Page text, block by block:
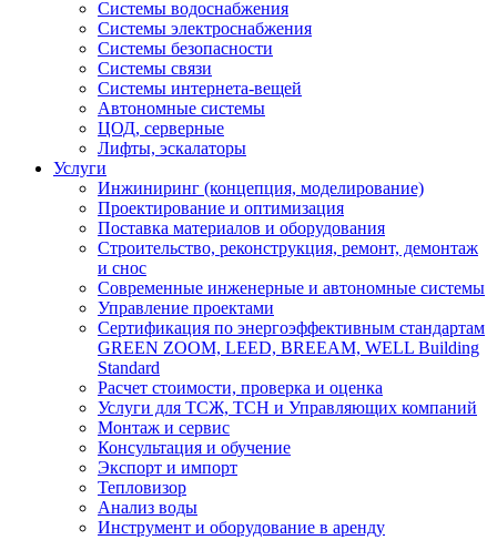
Системы водоснабжения
Системы электроснабжения
Системы безопасности
Системы связи
Системы интернета-вещей
Автономные системы
ЦОД, серверные
Лифты, эскалаторы
Услуги
Инжиниринг (концепция, моделирование)
Проектирование и оптимизация
Поставка материалов и оборудования
Строительство, реконструкция, ремонт, демонтаж
и снос
Современные инженерные и автономные системы
Управление проектами
Сертификация по энергоэффективным стандартам
GREEN ZOOM, LEED, BREEAM, WELL Building
Standard
Расчет стоимости, проверка и оценка
Услуги для ТСЖ, ТСН и Управляющих компаний
Монтаж и сервис
Консультация и обучение
Экспорт и импорт
Тепловизор
Анализ воды
Инструмент и оборудование в аренду